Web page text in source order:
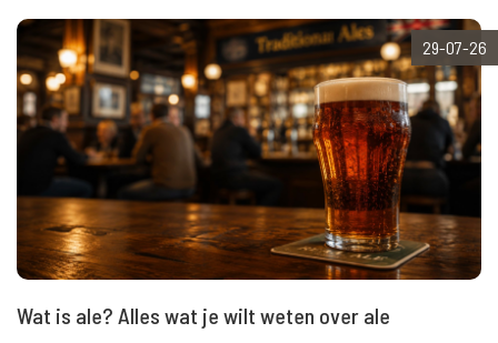
29-07-26
Wat is ale? Alles wat je wilt weten over ale